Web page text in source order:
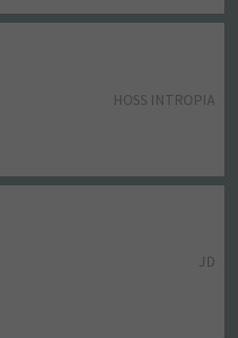
HOSS INTROPIA
JD